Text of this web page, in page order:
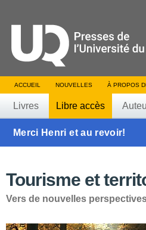
ACCUEIL NOUVELLES À PROPOS
Livres Libre accès
Merci Henri et au revoir!
Tourisme et
Vers de nouvelles